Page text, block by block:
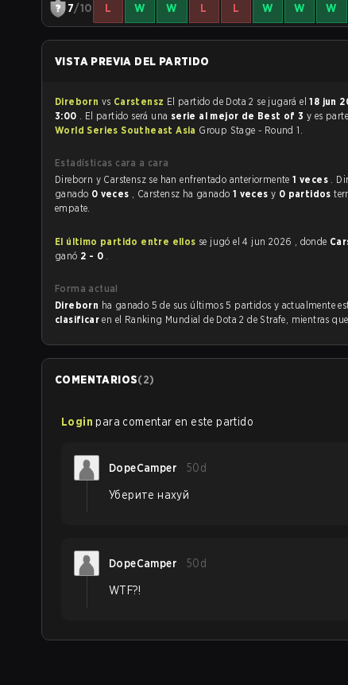
7/10 L W W L L W W W
VISTA PREVIA DEL PARTIDO
Direborn vs Carstensz El partido de Dota 2 se jugará el18 jun
3:00 . El partido será una serie al mejor de Best of 3 y es
World Series Southeast Asia Group Stage - Round 1.
Estadísticas cara a cara
Direborn y Carstensz se han enfrentado anteriormente1 veces .
ganado 0 veces , Carstensz ha ganado 1 veces y 0 partidos
empate.
El último partido entre ellos se jugó el 4 jun 2026 , donde
ganó 2 - 0 .
Forma actual
Direborn ha ganado 5 de sus últimos 5 partidos y actualmente
clasificaren el Ranking Mundial de Dota 2 de Strafe, mientras que
COMENTARIOS(2)
Login para comentar en este partido
DopeCamper 50d
Уберите нахуй
DopeCamper 50d
WTF?!